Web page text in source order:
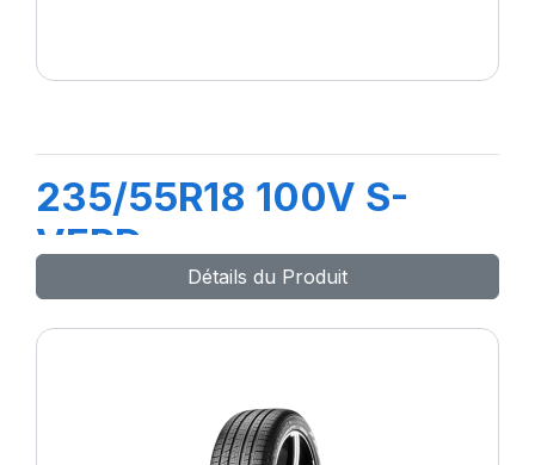
235/55R18 100V S-
VERD
Détails du Produit